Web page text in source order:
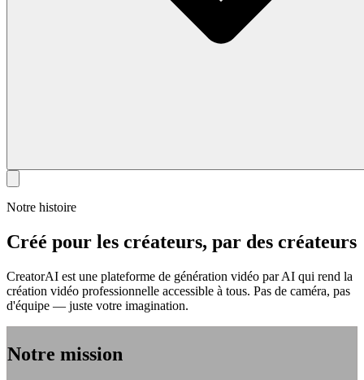
Notre histoire
Créé pour les créateurs, par des créateurs
CreatorAI est une plateforme de génération vidéo par AI qui rend la
création vidéo professionnelle accessible à tous. Pas de caméra, pas
d'équipe — juste votre imagination.
Notre mission